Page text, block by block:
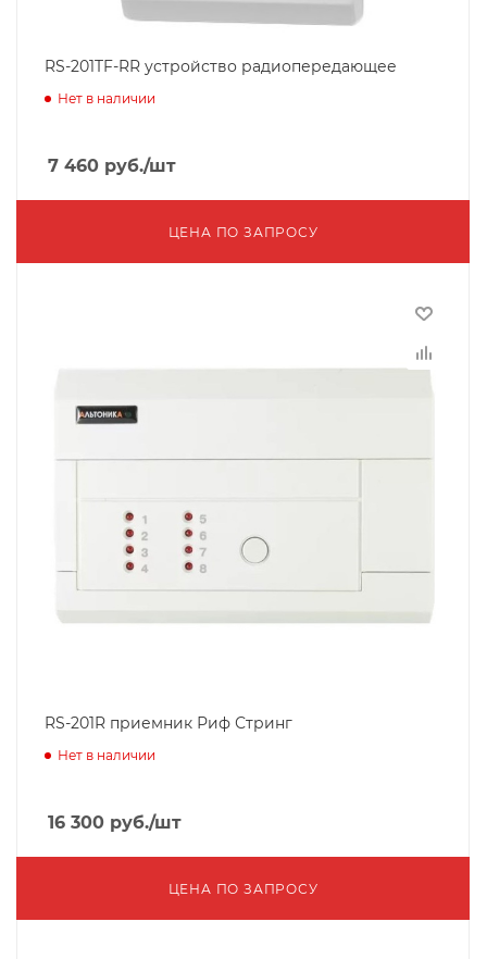
RS-201TF-RR устройство радиопередающее
Нет в наличии
7 460 руб./шт
ЦЕНА ПО ЗАПРОСУ
RS-201R приемник Риф Стринг
Нет в наличии
16 300 руб./шт
ЦЕНА ПО ЗАПРОСУ